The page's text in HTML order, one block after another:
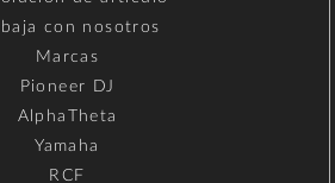
con nosotros
Marcas
Pioneer DJ
AlphaTheta
Yamaha
RCF